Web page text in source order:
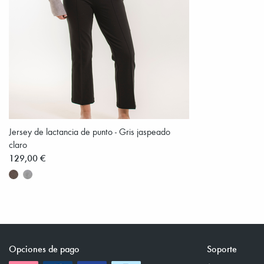
Jersey de lactancia de punto - Gris jaspeado
claro
129,00 €
Opciones de pago Soporte